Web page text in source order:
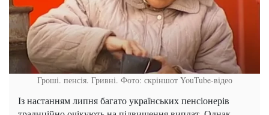
Гроші. пенсія. Гривні. Фото: скріншот YouTube-відео
Із настанням липня багато українських пенсіонерів